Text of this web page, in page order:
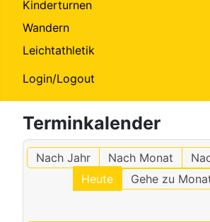
Kinderturnen
Wandern
Leichtathletik
Login/Logout
Terminkalender
Nach Jahr Nach Monat
Heute
Gehe zu